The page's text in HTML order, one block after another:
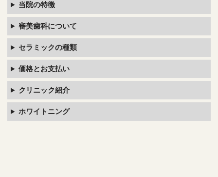
当院の特徴
審美歯科について
セラミックの種類
価格とお支払い
クリニック紹介
ホワイトニング